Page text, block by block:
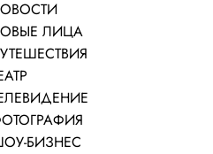
ЛИЦА
БИЗНЕС